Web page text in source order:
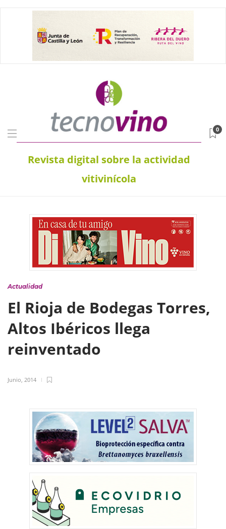
Revista digital sobre la actividad
vitivinícola
0
Actualidad
El Rioja de Bodegas Torres,
Altos Ibéricos llega
reinventado
Junio, 2014